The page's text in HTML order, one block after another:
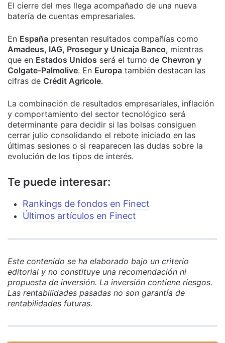
El cierre del mes llega acompañado de una nueva
batería de cuentas empresariales.
En España presentan resultados compañías como
Amadeus, IAG, Prosegur y Unicaja Banco, mientras
que en Estados Unidos será el turno de Chevron y
Colgate-Palmolive. En Europa también destacan las
cifras de Crédit Agricole.
La combinación de resultados empresariales, inflación
y comportamiento del sector tecnológico será
determinante para decidir si las bolsas consiguen
cerrar julio consolidando el rebote iniciado en las
últimas sesiones o si reaparecen las dudas sobre la
evolución de los tipos de interés.
Te puede interesar:
Rankings de fondos en Finect
Últimos artículos en Finect
Este contenido se ha elaborado bajo un criterio
editorial y no constituye una recomendación ni
propuesta de inversión. La inversión contiene riesgos.
Las rentabilidades pasadas no son garantía de
rentabilidades futuras.